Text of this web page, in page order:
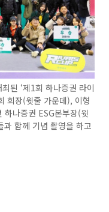
된 ‘제1회 하나증권 라이
회장(윗줄 가운데), 이형
나증권 ESG본부장(윗
함께 기념 촬영을 하고